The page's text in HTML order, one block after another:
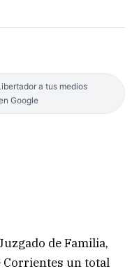
a tus medios
Google
de Familia,
Corrientes un total